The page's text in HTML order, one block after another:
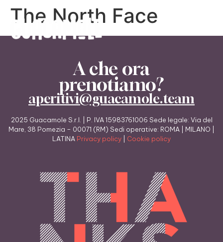
The North Face
A che ora
prenotiamo?
aperitivi@guacamole.team
2025 Guacamole S.r.l. | P. IVA 15983761006 Sede legale: Via del
Mare, 38 Pomezia – 00071 (RM) Sedi operative: ROMA | MILANO |
LATINA Privacy policy Cookie policy